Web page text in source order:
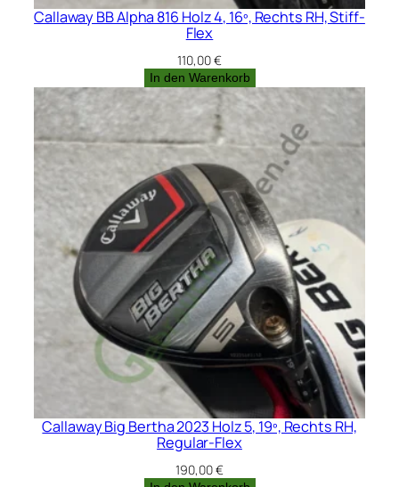
Callaway BB Alpha 816 Holz 4, 16º, Rechts RH, Stiff-
Flex
110,00€
In den Warenkorb
Callaway Big Bertha 2023 Holz 5, 19º, Rechts RH,
Regular-Flex
190,00€